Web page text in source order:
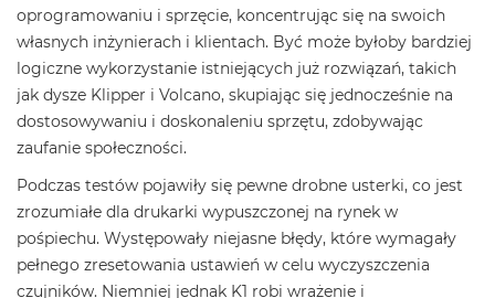
oprogramowaniu i sprzęcie, koncentrując się na swoich
własnych inżynierach i klientach. Być może byłoby bardziej
logiczne wykorzystanie istniejących już rozwiązań, takich
jak dysze Klipper i Volcano, skupiając się jednocześnie na
dostosowywaniu i doskonaleniu sprzętu, zdobywając
zaufanie społeczności.
Podczas testów pojawiły się pewne drobne usterki, co jest
zrozumiałe dla drukarki wypuszczonej na rynek w
pośpiechu. Występowały niejasne błędy, które wymagały
pełnego zresetowania ustawień w celu wyczyszczenia
czujników. Niemniej jednak K1 robi wrażenie i